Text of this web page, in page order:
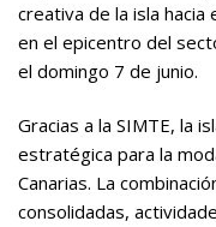
creativa de la isla hacia
en el epicentro del
el domingo 7 de junio.
Gracias a la SIMTE, la
estratégica para la
Canarias. La
consolidadas,